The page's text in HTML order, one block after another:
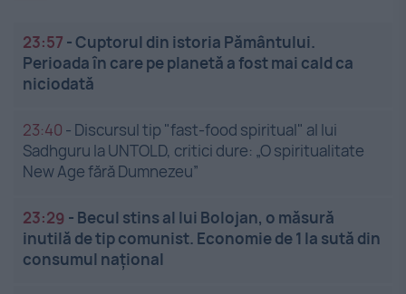
23:57 -Cuptorul din istoria Pământului.
Perioada în care pe planetă a fost mai cald ca
niciodată
23:40 - Discursul tip "fast-food spiritual" al lui
Sadhguru la UNTOLD, critici dure: „O spiritualitate
New Age fără Dumnezeu”
23:29 - Becul stins al lui Bolojan, o măsură
inutilă de tip comunist. Economie de 1 la sută din
consumul național